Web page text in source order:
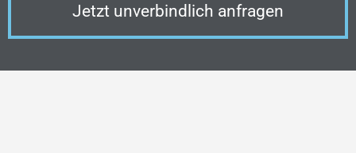
Jetzt unverbindlich anfragen